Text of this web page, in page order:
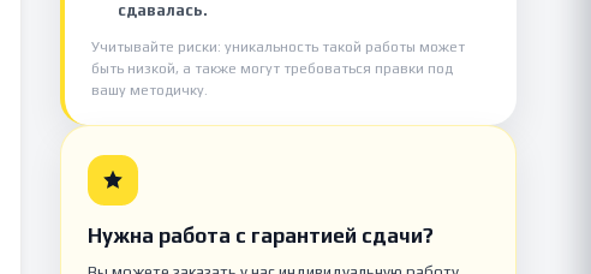
сдавалась.
Учитывайте риски: уникальность такой работы может
быть низкой, а также могут требоваться правки под
вашу методичку.
Нужна работа с гарантией сдачи?